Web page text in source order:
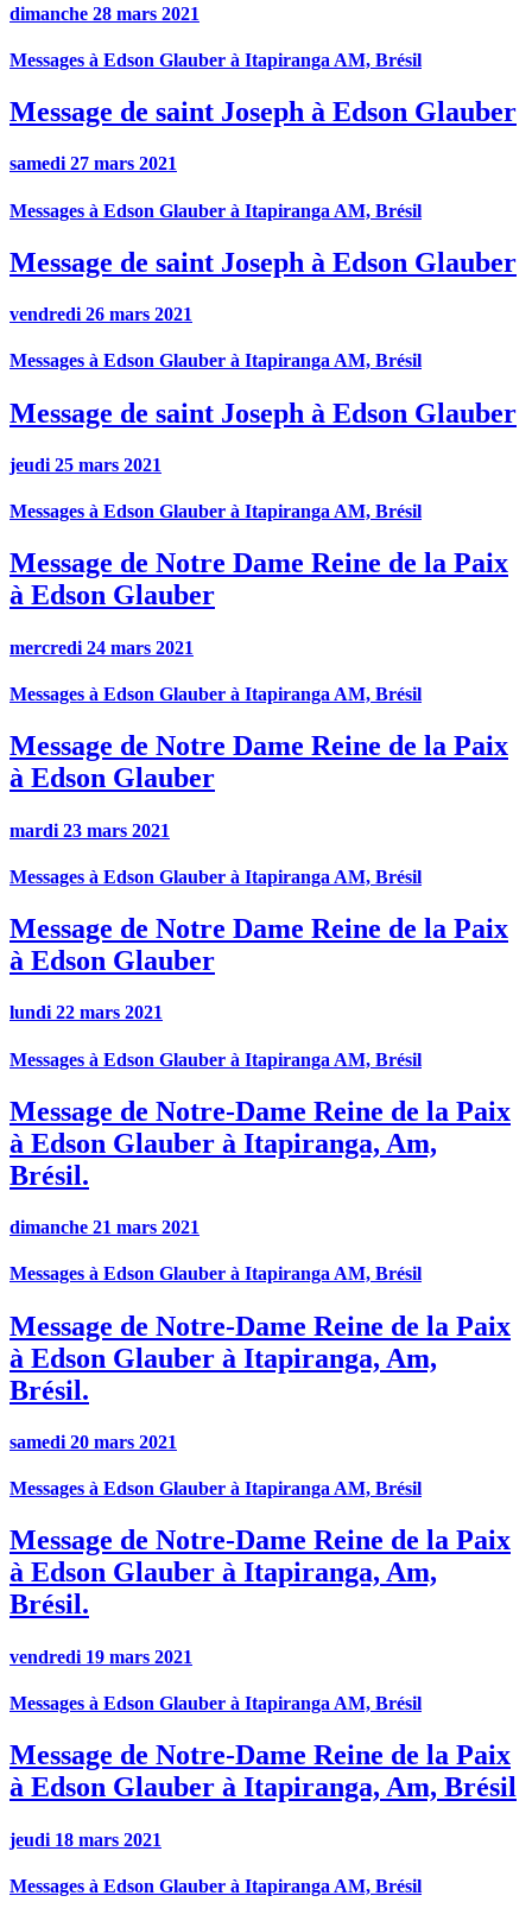
dimanche 28 mars 2021
Messages à Edson Glauber à Itapiranga AM, Brésil
Message de saint Joseph à Edson Glauber
samedi 27 mars 2021
Messages à Edson Glauber à Itapiranga AM, Brésil
Message de saint Joseph à Edson Glauber
vendredi 26 mars 2021
Messages à Edson Glauber à Itapiranga AM, Brésil
Message de saint Joseph à Edson Glauber
jeudi 25 mars 2021
Messages à Edson Glauber à Itapiranga AM, Brésil
Message de Notre Dame Reine de la Paix
à Edson Glauber
mercredi 24 mars 2021
Messages à Edson Glauber à Itapiranga AM, Brésil
Message de Notre Dame Reine de la Paix
à Edson Glauber
mardi 23 mars 2021
Messages à Edson Glauber à Itapiranga AM, Brésil
Message de Notre Dame Reine de la Paix
à Edson Glauber
lundi 22 mars 2021
Messages à Edson Glauber à Itapiranga AM, Brésil
Message de Notre-Dame Reine de la Paix
à Edson Glauber à Itapiranga, Am,
Brésil.
dimanche 21 mars 2021
Messages à Edson Glauber à Itapiranga AM, Brésil
Message de Notre-Dame Reine de la Paix
à Edson Glauber à Itapiranga, Am,
Brésil.
samedi 20 mars 2021
Messages à Edson Glauber à Itapiranga AM, Brésil
Message de Notre-Dame Reine de la Paix
à Edson Glauber à Itapiranga, Am,
Brésil.
vendredi 19 mars 2021
Messages à Edson Glauber à Itapiranga AM, Brésil
Message de Notre-Dame Reine de la Paix
à Edson Glauber à Itapiranga, Am, Brésil
jeudi 18 mars 2021
Messages à Edson Glauber à Itapiranga AM, Brésil